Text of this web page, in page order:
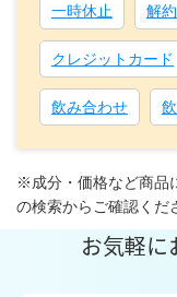
一時休止 解約
クレジットカード
飲み合わせ
※成分・価格など商品
の検索からご確認くだ
お気軽に